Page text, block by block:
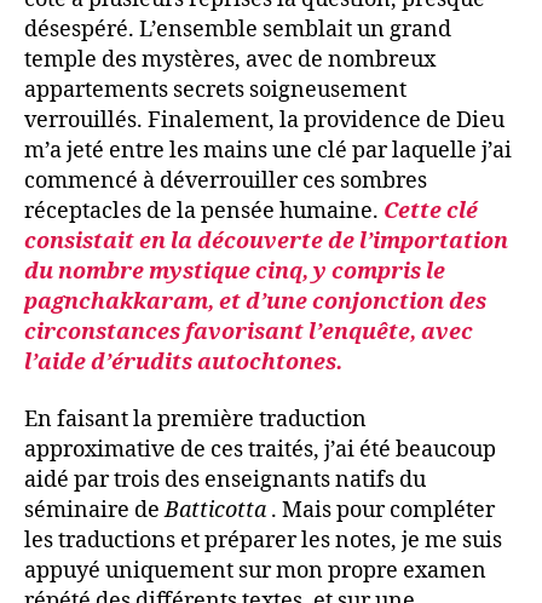
désespéré. L’ensemble semblait un grand
temple des mystères, avec de nombreux
appartements secrets soigneusement
verrouillés. Finalement, la providence de Dieu
m’a jeté entre les mains une clé par laquelle j’ai
commencé à déverrouiller ces sombres
réceptacles de la pensée humaine. Cette clé
consistait en la découverte de l’importation
du nombre mystique cinq, y compris le
pagnchakkaram, et d’une conjonction des
circonstances favorisant l’enquête, avec
l’aide d’érudits autochtones.
En faisant la première traduction
approximative de ces traités, j’ai été beaucoup
aidé par trois des enseignants natifs du
séminaire deBatticotta . Mais pour compléter
les traductions et préparer les notes, je me suis
appuyé uniquement sur mon propre examen